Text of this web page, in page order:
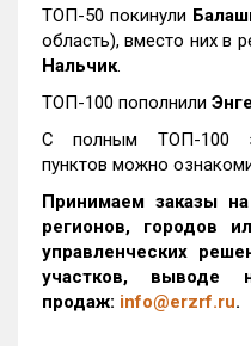
ТОП-50 покинули
область), вместо них в
Нальчик.
ТОП-100 пополнили
С полным ТОП-100
пунктов можно
Принимаем заказы
регионов, городов
управленческих
участков, выводе
продаж: info@erzrf.ru.